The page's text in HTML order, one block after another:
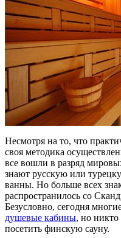
Несмотря на то, что
своя методика
все вошли в разряд
знают русскую или
ванны. Но больше всех
распространилось со
Безусловно, сегодня
душевые кабины, но никто
посетить финскую сауну.